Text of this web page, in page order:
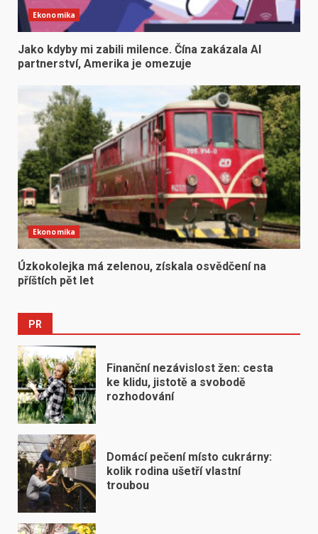
Ekonomika
Jako kdyby mi zabili milence. Čína zakázala AI
partnerství, Amerika je omezuje
Ekonomika
Úzkokolejka má zelenou, získala osvědčení na
příštích pět let
PR
Finanční nezávislost žen: cesta
ke klidu, jistotě a svobodě
rozhodování
Domácí pečení místo cukrárny:
kolik rodina ušetří vlastní
troubou